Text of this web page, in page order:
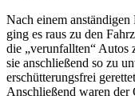
Nach einem
ging es raus zu den
die „verunfallten“ Autos
sie anschließend so zu
erschütterungsfrei
Anschließend waren der